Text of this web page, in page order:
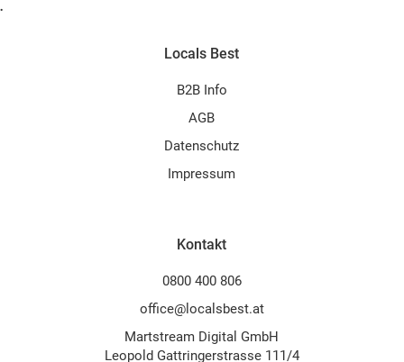
Locals Best
B2B Info
AGB
Datenschutz
Impressum
Kontakt
0800 400 806
office@localsbest.at
Martstream Digital GmbH
Leopold Gattringerstrasse 111/4